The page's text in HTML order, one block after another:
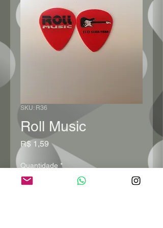
SKU: R36
Roll Music
R$ 1,59Preço
Quantidade *